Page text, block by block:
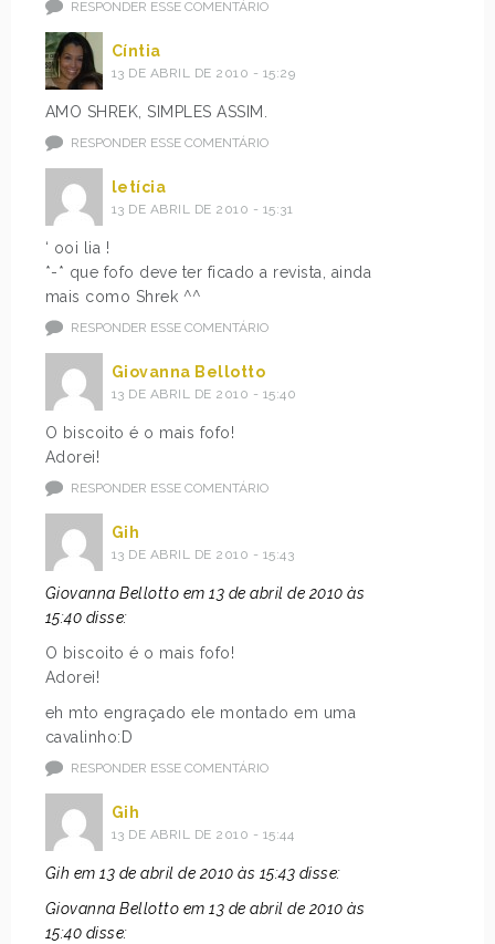
RESPONDER ESSE COMENTÁRIO
Cíntia
13 DE ABRIL DE 2010 - 15:29
AMO SHREK, SIMPLES ASSIM.
RESPONDER ESSE COMENTÁRIO
letícia
13 DE ABRIL DE 2010 - 15:31
‘ ooi lia !
*-* que fofo deve ter ficado a revista, ainda
mais como Shrek ^^
RESPONDER ESSE COMENTÁRIO
Giovanna Bellotto
13 DE ABRIL DE 2010 - 15:40
O biscoito é o mais fofo!
Adorei!
RESPONDER ESSE COMENTÁRIO
Gih
13 DE ABRIL DE 2010 - 15:43
Giovanna Bellotto em 13 de abril de 2010 às
15:40 disse:
O biscoito é o mais fofo!
Adorei!
eh mto engraçado ele montado em uma
cavalinho:D
RESPONDER ESSE COMENTÁRIO
Gih
13 DE ABRIL DE 2010 - 15:44
Gih em 13 de abril de 2010 às 15:43 disse:
Giovanna Bellotto em 13 de abril de 2010 às
15:40 disse: